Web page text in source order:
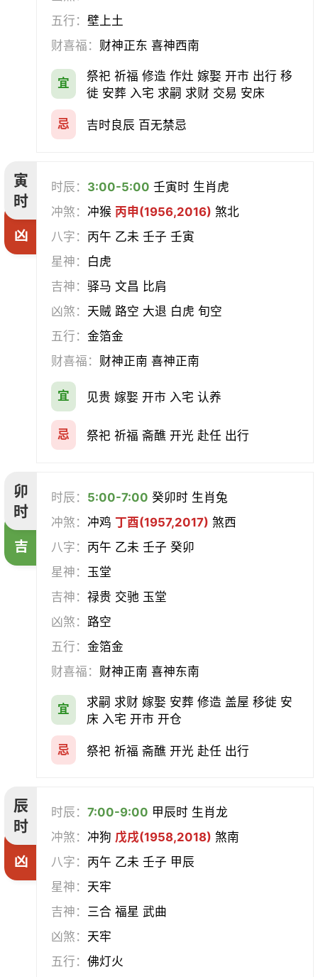
会亲友 伐木 架马 扫舍
入学
断蚁 归岫 修坟
破土 安葬 立碑
除服 移柩
修墓 塞穴
五行：壁上土
财喜福： 财神正东 喜神西南
宜
祭祀 祈福 修造 作灶 嫁娶 开市 出行 移
徙 安葬 入宅 求嗣 求财 交易 安床
忌 吉时良辰 百无禁忌
寅
时
凶
时辰： 3:00-5:00 壬寅时 生肖虎
冲煞：冲猴 丙申(1956,2016) 煞北
八字： 丙午 乙未 壬子 壬寅
星神： 白虎
吉神：驿马 文昌 比肩
凶煞： 天贼 路空 大退 白虎 旬空
五行：金箔金
财喜福： 财神正南 喜神正南
宜 见贵 嫁娶 开市 入宅 认养
忌 祭祀 祈福 斋醮 开光 赴任 出行
卯
时
吉
时辰： 5:00-7:00 癸卯时 生肖兔
冲煞：冲鸡 丁酉(1957,2017) 煞西
八字： 丙午 乙未 壬子 癸卯
星神： 玉堂
吉神：禄贵 交驰 玉堂
凶煞： 路空
五行：金箔金
财喜福： 财神正南 喜神东南
宜
求嗣 求财 嫁娶 安葬 修造 盖屋 移徙 安
床 入宅 开市 开仓
忌 祭祀 祈福 斋醮 开光 赴任 出行
辰
时
凶
时辰：7:00-9:00 甲辰时 生肖龙
冲煞：冲狗 戊戌(1958,2018) 煞南
八字： 丙午 乙未 壬子 甲辰
星神： 天牢
吉神： 三合 福星 武曲
凶煞： 天牢
五行：佛灯火